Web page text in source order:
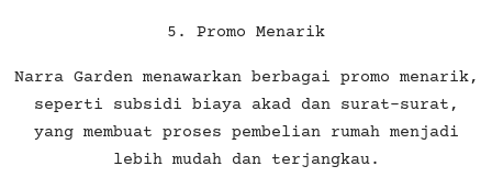
5. Promo Menarik
Narra Garden menawarkan berbagai promo menarik,
seperti subsidi biaya akad dan surat-surat,
yang membuat proses pembelian rumah menjadi
lebih mudah dan terjangkau.